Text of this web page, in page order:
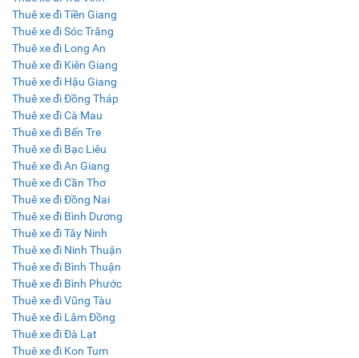
Thuê xe đi Tiền Giang
Thuê xe đi Sóc Trăng
Thuê xe đi Long An
Thuê xe đi Kiên Giang
Thuê xe đi Hậu Giang
Thuê xe đi Đồng Tháp
Thuê xe đi Cà Mau
Thuê xe đi Bến Tre
Thuê xe đi Bạc Liêu
Thuê xe đi An Giang
Thuê xe đi Cần Thơ
Thuê xe đi Đồng Nai
Thuê xe đi Bình Dương
Thuê xe đi Tây Ninh
Thuê xe đi Ninh Thuận
Thuê xe đi Bình Thuận
Thuê xe đi Bình Phước
Thuê xe đi Vũng Tàu
Thuê xe đi Lâm Đồng
Thuê xe đi Đà Lạt
Thuê xe đi Kon Tum